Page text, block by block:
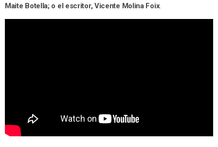
Maite Botella; o el escritor, Vicente Molina Foix.